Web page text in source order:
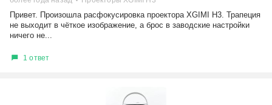
решение проблемы
Привет. Произошла расфокусировка проектора XGIMI H3. Трапеция
не выходит в чёткое изображение, а брос в заводские настройки
ничего не...
1 ответ